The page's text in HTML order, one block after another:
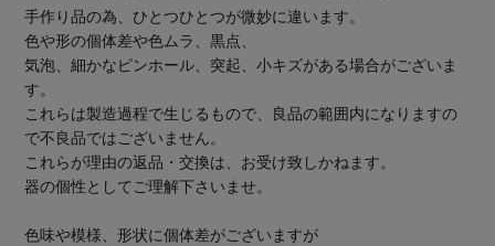
手作り品の為、ひとつひとつが微妙に違います。
色や形の個体差や色ムラ、黒点、
気泡、細かなピンホール、突起、小キズがある場合がございま
す。
これらは製造過程で生じるもので、良品の範囲内になりますの
で不良品ではございません。
これらが理由の返品・交換は、お受け致しかねます。
器の個性としてご理解下さいませ。
色味や模様、形状に個体差がございますが